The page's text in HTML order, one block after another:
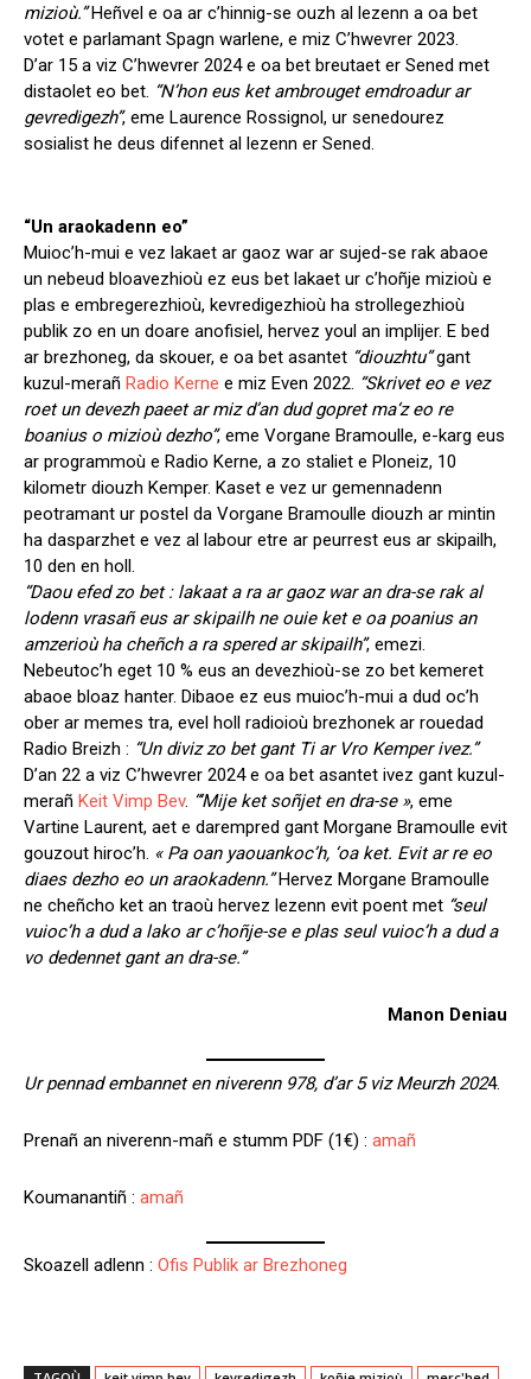
mizioù.”Heñvel e oa ar c’hinnig-se ouzh al lezenn a oa bet
votet e parlamant Spagn warlene, e miz C’hwevrer 2023.
D’ar 15 a viz C’hwevrer 2024 e oa bet breutaet er Sened met
distaolet eo bet. “N’hon eus ket ambrouget emdroadur ar
gevredigezh”, eme Laurence Rossignol, ur senedourez
sosialist he deus difennet al lezenn er Sened.
“Un araokadenn eo”
Muioc’h-mui e vez lakaet ar gaoz war ar sujed-se rak abaoe
un nebeud bloavezhioù ez eus bet lakaet ur c’hoñje mizioù e
plas e embregerezhioù, kevredigezhioù ha strollegezhioù
publik zo en un doare anofisiel, hervez youl an implijer. E bed
ar brezhoneg, da skouer, e oa bet asantet “diouzhtu”gant
kuzul-merañ Radio Kerne e miz Even 2022. “Skrivet eo e vez
roet un devezh paeet ar miz d’an dud gopret ma‘z eo re
boanius o mizioù dezho”, eme Vorgane Bramoulle, e-karg eus
ar programmoù e Radio Kerne, a zo staliet e Ploneiz, 10
kilometr diouzh Kemper. Kaset e vez ur gemennadenn
peotramant ur postel da Vorgane Bramoulle diouzh ar mintin
ha dasparzhet e vez al labour etre ar peurrest eus ar skipailh,
10 den en holl.
“Daou efed zo bet : lakaat a ra ar gaoz war an dra-se rak al
lodenn vrasañ eus ar skipailh ne ouie ket e oa poanius an
amzerioù ha cheñch a ra spered ar skipailh”, emezi.
Nebeutoc’h eget 10 % eus an devezhioù-se zo bet kemeret
abaoe bloaz hanter. Dibaoe ez eus muioc’h-mui a dud oc’h
ober ar memes tra, evel holl radioioù brezhonek ar rouedad
Radio Breizh : “Un diviz zo bet gant Ti ar Vro Kemper ivez.”
D’an 22 a viz C’hwevrer 2024 e oa bet asantet ivez gant kuzul-
merañ Keit Vimp Bev. “‘Mije ket soñjet en dra-se », eme
Vartine Laurent, aet e darempred gant Morgane Bramoulle evit
gouzout hiroc’h. « Pa oan yaouankoc’h, ‘oa ket. Evit ar re eo
diaes dezho eo un araokadenn.”Hervez Morgane Bramoulle
ne cheñcho ket an traoù hervez lezenn evit poent met “seul
vuioc’h a dud a lako ar c’hoñje-se e plas seul vuioc’h a dud a
vo dedennet gant an dra-se.”
Manon Deniau
Ur pennad embannet en niverenn 978, d’ar 5 viz Meurzh 2024.
Prenañ an niverenn-mañ e stumm PDF (1€) : amañ
Koumanantiñ : amañ
Skoazell adlenn : Ofis Publik ar Brezhoneg